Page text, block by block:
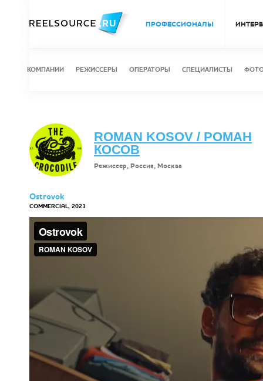
ПРОФЕССИОНАЛЫ
КОМПАНИИ РЕЖИССЕРЫ ОПЕРАТОРЫ СПЕЦИАЛИСТЫ
ROMAN KOSOV / РОМАН
КОСОВ
Режиссер, Россия, Москва
Ostrovok
COMMERCIAL, 2023